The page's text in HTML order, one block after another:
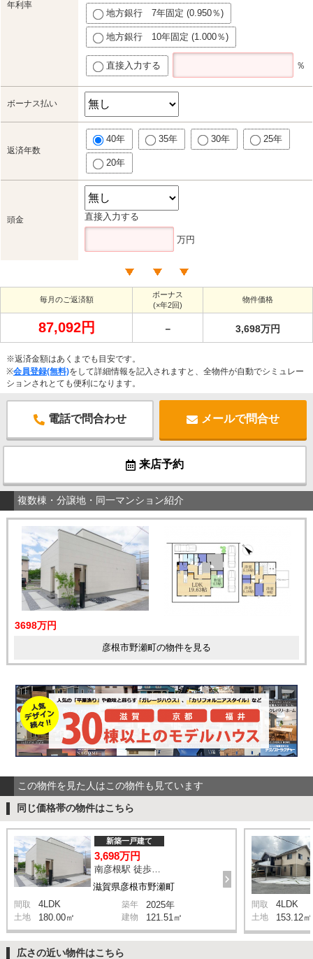
年利率
地方銀行 7年固定 (0.950％)
地方銀行 10年固定 (1.000％)
直接入力する ％
ボーナス払い
返済年数
40年 35年 30年 25年
20年
頭金 直接入力する
万円
毎月のご返済額
ボーナス
(×年2回)
物件価格
87,092円 － 3,698万円
※返済金額はあくまでも目安です。
※会員登録(無料)をして詳細情報を記入されますと、全物件が自動でシミュレー
ションされとても便利になります。
電話で問合わせ メールで問合せ
来店予約
複数棟・分譲地・同一マンション紹介
3698万円
彦根市野瀬町の物件を見る
この物件を見た人はこの物件も見ています
同じ価格帯の物件はこちら
滋賀県彦根市野瀬町
新築一戸建て
3,698万円
間取 4LDK 築年 2025年
土地 180.00㎡ 建物 121.51㎡
間取 4LDK
土地 153.12㎡
広さの近い物件はこちら